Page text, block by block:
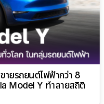
ายรถยนต์ไฟฟ้ากว่า 8
Model Y ทำลายสถิติ